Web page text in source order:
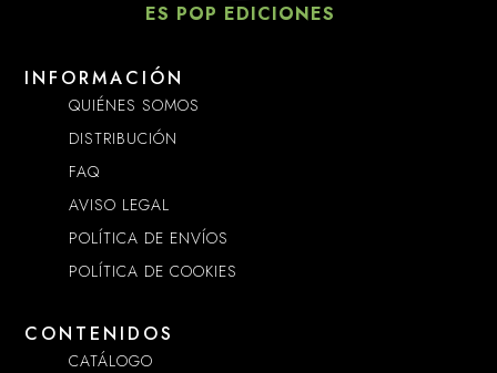
ES POP EDICIONES
INFORMACIÓN
QUIÉNES SOMOS
DISTRIBUCIÓN
FAQ
AVISO LEGAL
POLÍTICA DE ENVÍOS
POLÍTICA DE COOKIES
CONTENIDOS
CATÁLOGO